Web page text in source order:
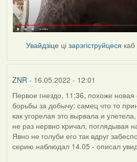
Увайдзіце цізарэгіструйцеся
ZNR - 16.05.2022 - 12:01
Первое гнездо, 11:36, похоже
борьбы за добычу: самец что то
как угорелая это вырвала и
не раз нервно кричал, поглядывая
Явно не голуби его так вдруг
серию наблюдал 14.05 - описал